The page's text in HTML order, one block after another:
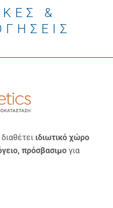
&
ιδιωτικό χώρο
πρόσβασιμο για